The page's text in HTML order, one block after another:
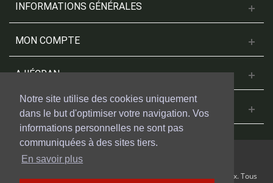
Notre site utilise des cookies uniquement
dans le but d'optimiser votre navigation. Vos
informations personnelles ne sont pas
communiquées à des sites tiers.
En savoir plus
INFORMATIONS GÉNÉRALES
MON COMPTE
A L'ÉCRAN
NOUS CONTACTER
© 2018 Cinesud Affiches réalisé avec Presta Shop™ par Weblogix. Tous